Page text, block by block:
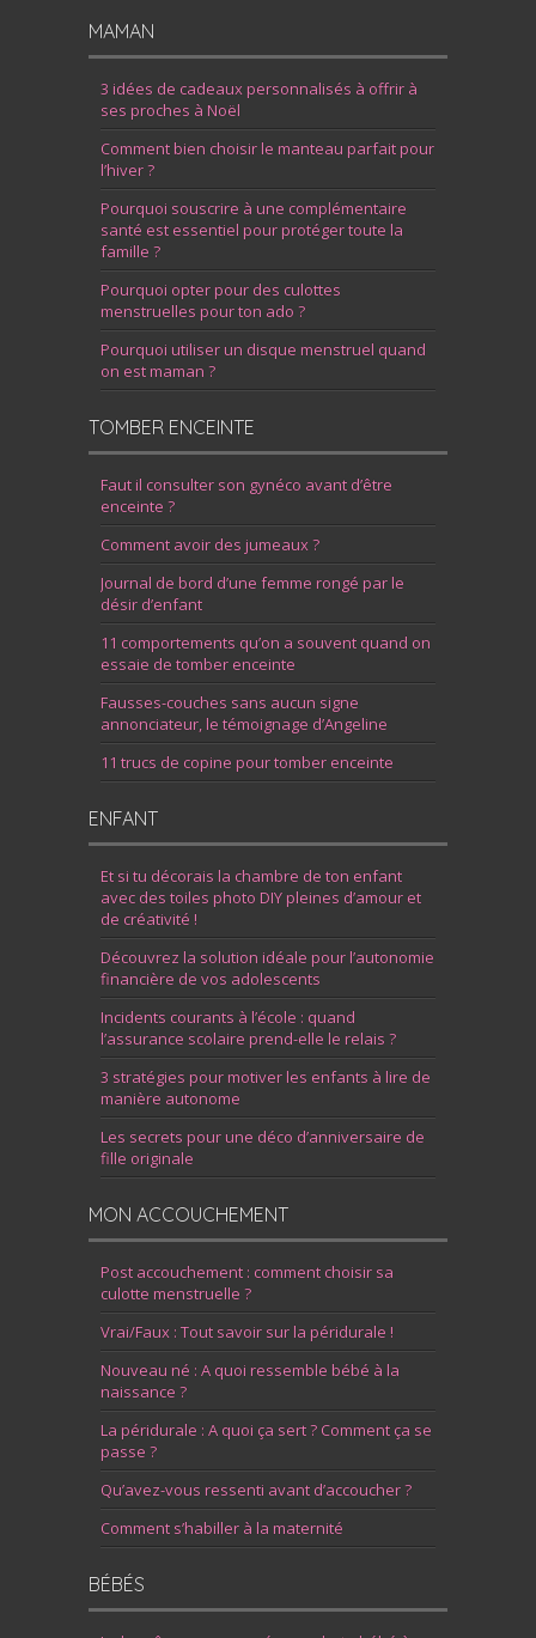
MAMAN
3 idées de cadeaux personnalisés à offrir à
ses proches à Noël
Comment bien choisir le manteau parfait pour
l’hiver ?
Pourquoi souscrire à une complémentaire
santé est essentiel pour protéger toute la
famille ?
Pourquoi opter pour des culottes
menstruelles pour ton ado ?
Pourquoi utiliser un disque menstruel quand
on est maman ?
TOMBER ENCEINTE
Faut il consulter son gynéco avant d’être
enceinte ?
Comment avoir des jumeaux ?
Journal de bord d’une femme rongé par le
désir d’enfant
11 comportements qu’on a souvent quand on
essaie de tomber enceinte
Fausses-couches sans aucun signe
annonciateur, le témoignage d’Angeline
11 trucs de copine pour tomber enceinte
ENFANT
Et si tu décorais la chambre de ton enfant
avec des toiles photo DIY pleines d’amour et
de créativité !
Découvrez la solution idéale pour l’autonomie
financière de vos adolescents
Incidents courants à l’école : quand
l’assurance scolaire prend-elle le relais ?
3 stratégies pour motiver les enfants à lire de
manière autonome
Les secrets pour une déco d’anniversaire de
fille originale
MON ACCOUCHEMENT
Post accouchement : comment choisir sa
culotte menstruelle ?
Vrai/Faux : Tout savoir sur la péridurale !
Nouveau né : A quoi ressemble bébé à la
naissance ?
La péridurale : A quoi ça sert ? Comment ça se
passe ?
Qu’avez-vous ressenti avant d’accoucher ?
Comment s’habiller à la maternité
BÉBÉS